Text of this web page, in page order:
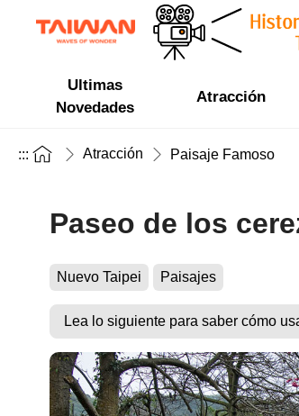
Ultimas
Novedades
Atracción
::: Atracción Paisaje Famoso
Paseo de los
Nuevo Taipei Paisajes
Lea lo siguiente para saber cómo